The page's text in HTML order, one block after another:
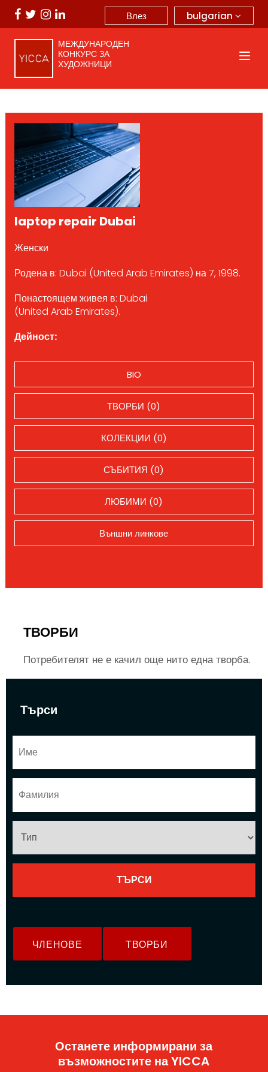
bulgarian
Влез
МЕЖДУНАРОДЕН
КОНКУРС ЗА
ХУДОЖНИЦИ
Търси
ЧЛЕНОВЕ ТВОРБИ
laptop repair Dubai
Женски
Родена в: Dubai (United Arab Emirates) на 7, 1998.
Понастоящем живея в: Dubai
(United Arab Emirates).
Дейност:
BIO
ТВОРБИ (0)
КОЛЕКЦИИ (0)
СЪБИТИЯ (0)
ЛЮБИМИ (0)
Външни линкове
ТВОРБИ
Потребителят не е качил още нито една творба.
Останете информирани за
възможностите на YICCA